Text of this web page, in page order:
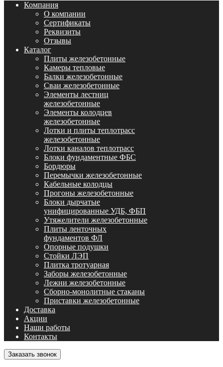
Компания
О компании
Сертификаты
Реквизиты
Отзывы
Каталог
Плиты железобетонные
Камеры тепловые
Балки железобетонные
Сваи железобетонные
Элементы лестниц
железобетонные
Элементы колодцев
железобетонные
Лотки и плиты теплотрасс
железобетонные
Лотки каналов теплотрасс
Блоки фундаментные ФБС
Бордюры
Перемычки железобетонные
Кабельные колодцы
Прогоны железобетонные
Блоки дырчатые
унифицированные УДБ, ФБП
Утяжелители железобетонные
Плиты ленточных
фундаментов ФЛ
Опорные подушки
Стойки ЛЭП
Плитка тротуарная
Заборы железобетонные
Лежни железобетонные
Сборно-монолитные стаканы
Приставки железобетонные
Доставка
Акции
Наши работы
Контакты
Заказать звонок